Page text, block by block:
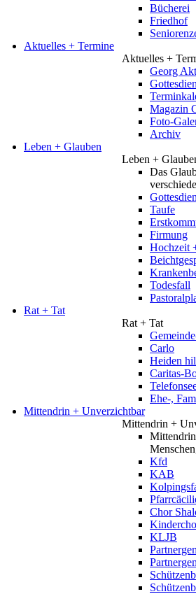
Bücherei
Friedhof
Aktuelles + Termine
Aktuelles +
Georg
Magazin
Foto-
Archiv
Leben + Glauben
Leben +
Das
Taufe
Firmung
Hochzeit
Todesfall
Rat + Tat
Rat + Tat
Carlo
Heiden
Caritas-
Ehe-,
Mittendrin + Unverzichtbar
Mittendrin +
Kfd
KAB
Chor
KLJB